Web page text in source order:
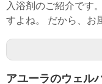
入浴剤のご紹介です
すよね。 だから、お
アユーラのウェル